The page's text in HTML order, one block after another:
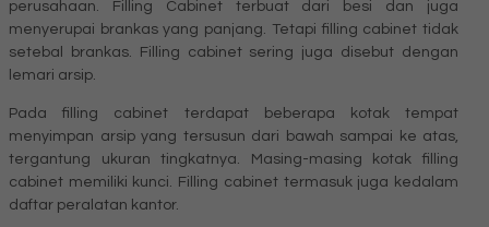
perusahaan. Filling Cabinet terbuat dari besi dan juga
menyerupai brankas yang panjang. Tetapi filling cabinet tidak
setebal brankas. Filling cabinet sering juga disebut dengan
lemari arsip.
Pada filling cabinet terdapat beberapa kotak tempat
menyimpan arsip yang tersusun dari bawah sampai ke atas,
tergantung ukuran tingkatnya. Masing-masing kotak filling
cabinet memiliki kunci. Filling cabinet termasuk juga kedalam
daftar peralatan kantor.